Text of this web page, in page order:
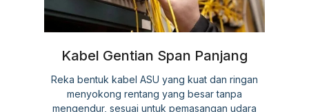
Kabel Gentian Span Panjang
Reka bentuk kabel ASU yang kuat dan ringan
menyokong rentang yang besar tanpa
mengendur, sesuai untuk pemasangan udara